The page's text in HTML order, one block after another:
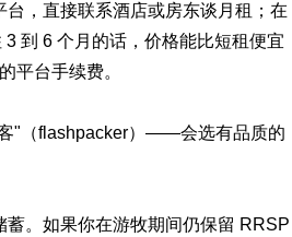
，直接联系酒店或房东谈月租；在
到 6 个月的话，价格能比短租便宜
平台手续费。
"（flashpacker）——会选有品质的
。如果你在游牧期间仍保留 RRSP